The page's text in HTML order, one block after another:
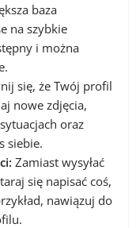
baza
na szybkie
i można
się, że Twój profil
nowe zdjęcia,
oraz
siebie.
Zamiast wysyłać
się napisać coś,
nawiązuj do